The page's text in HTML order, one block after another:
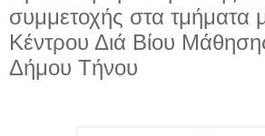
συμμετοχής στα τμήματα
Κέντρου Διά Βίου
Δήμου Τήνου